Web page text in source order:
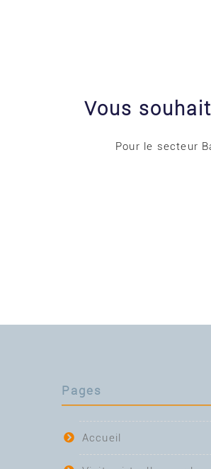
Vous
Pour le secteur
Pages
Accueil